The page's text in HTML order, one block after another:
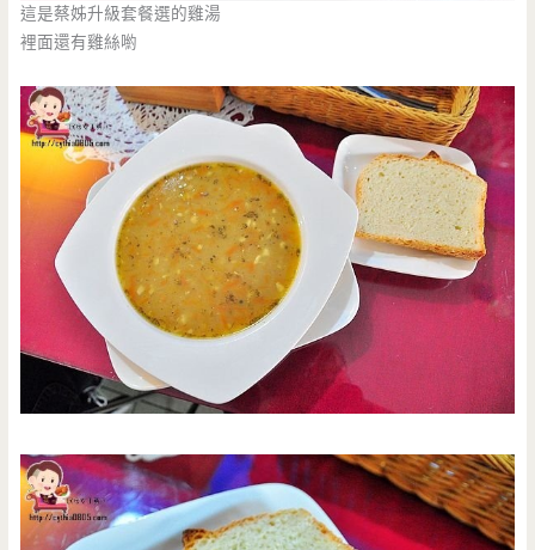
這是蔡姊升級套餐選的雞湯
裡面還有雞絲喲